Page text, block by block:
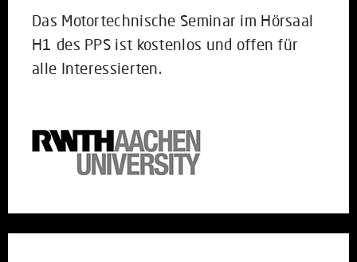
Das Motortechnische Seminar im Hörsaal
H1 des PPS ist kostenlos und offen für
alle Interessierten.